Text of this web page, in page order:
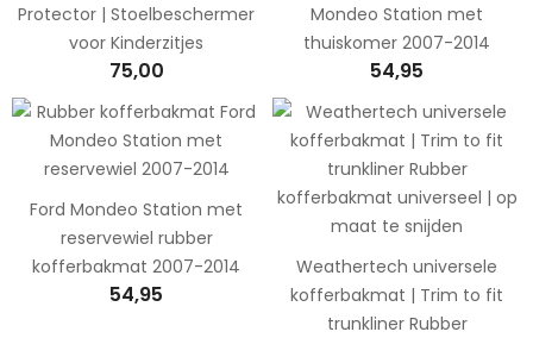
Protector | Stoelbeschermer
voor Kinderzitjes
75,00
Mondeo Station met
thuiskomer 2007-2014
54,95
Ford Mondeo Station met
reservewiel rubber
kofferbakmat 2007-2014
54,95
Weathertech universele
kofferbakmat | Trim to fit
trunkliner Rubber